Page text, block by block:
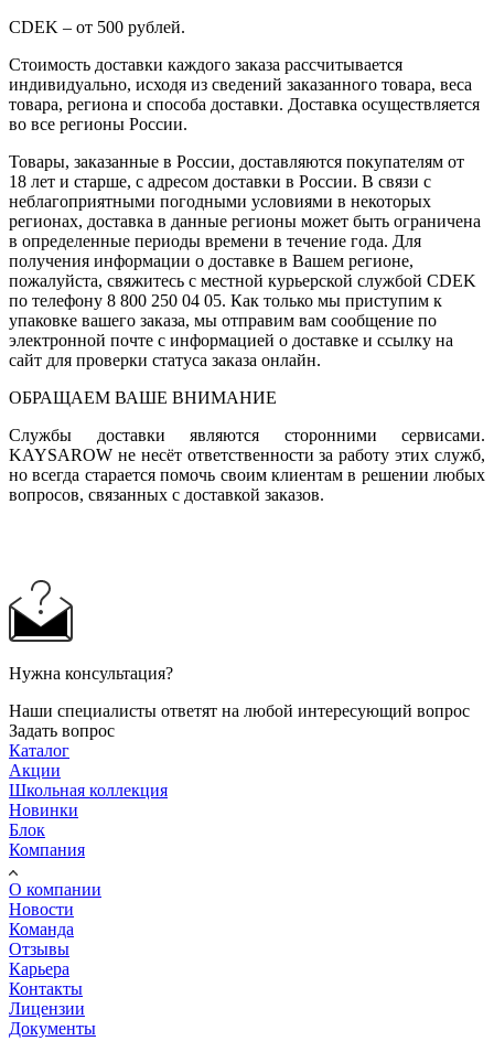
CDEK – от 500 рублей.
Стоимость доставки каждого заказа рассчитывается
индивидуально, исходя из сведений заказанного товара, веса
товара, региона и способа доставки. Доставка осуществляется
во все регионы России.
Товары, заказанные в России, доставляются покупателям от
18 лет и старше, с адресом доставки в России. В связи с
неблагоприятными погодными условиями в некоторых
регионах, доставка в данные регионы может быть ограничена
в определенные периоды времени в течение года. Для
получения информации о доставке в Вашем регионе,
пожалуйста, свяжитесь с местной курьерской службой CDEK
по телефону 8 800 250 04 05. Как только мы приступим к
упаковке вашего заказа, мы отправим вам сообщение по
электронной почте с информацией о доставке и ссылку на
сайт для проверки статуса заказа онлайн.
ОБРАЩАЕМ ВАШЕ ВНИМАНИЕ
Службы доставки являются сторонними сервисами.
KAYSAROW не несёт ответственности за работу этих служб,
но всегда старается помочь своим клиентам в решении любых
вопросов, связанных с доставкой заказов.
Нужна консультация?
Наши специалисты ответят на любой интересующий вопрос
Задать вопрос
Каталог
Акции
Школьная коллекция
Новинки
Блок
Компания
О компании
Новости
Команда
Отзывы
Карьера
Контакты
Лицензии
Документы